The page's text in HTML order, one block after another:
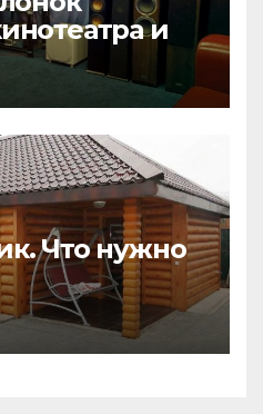
и
Что нужно